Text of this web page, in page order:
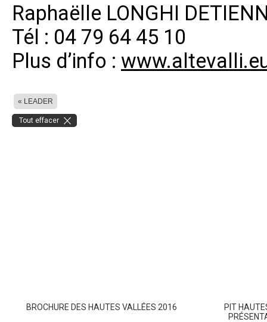
Raphaëlle LONGHI
Tél : 04 79 64 45 10
Plus d’info :
« LEADER
Tout effacer
BROCHURE DES HAUTES VALLÉES 2016
PIT